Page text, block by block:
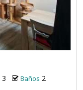
3 Baños 2